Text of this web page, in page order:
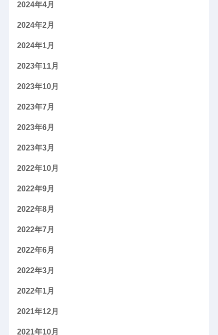
2024年4月
2024年2月
2024年1月
2023年11月
2023年10月
2023年7月
2023年6月
2023年3月
2022年10月
2022年9月
2022年8月
2022年7月
2022年6月
2022年3月
2022年1月
2021年12月
2021年10月